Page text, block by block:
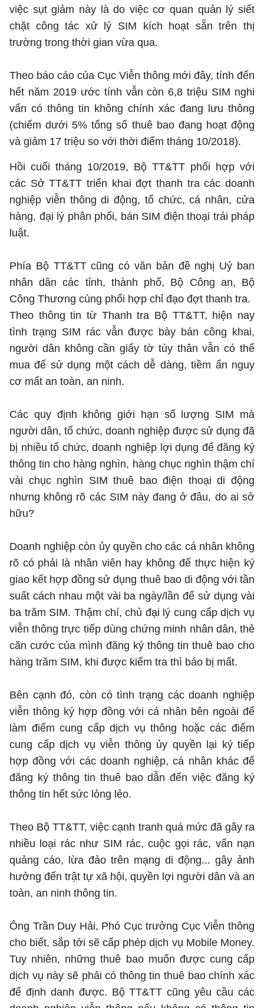
Chịu trách nhiệm nội dung: Nguyễn Thị Hải Hằng Giám đốc
Trung tâm Truyền thông Khoa học và Công nghệ.
Liên hệ
Điện thoại: 024 3936 9506
Email: stc@mst.gov.vn
Theo dõi MST trên
©2025 Bản quyền thuộc Bộ Khoa Học và Công Nghệ
từ website này)
việc sụt giảm này là do việc cơ quan quản lý siết
chặt công tác xử lý SIM kích hoạt sẵn trên thị
trường trong thời gian vừa qua.
Theo báo cáo của Cục Viễn thông mới đây, tính đến
hết năm 2019 ước tính vẫn còn 6,8 triệu SIM nghi
vấn có thông tin không chính xác đang lưu thông
(chiếm dưới 5% tổng số thuê bao đang hoạt động
và giảm 17 triệu so với thời điểm tháng 10/2018).
Hồi cuối tháng 10/2019, Bộ TT&TT phối hợp với
các Sở TT&TT triển khai đợt thanh tra các doanh
nghiệp viễn thông di động, tổ chức, cá nhân, cửa
hàng, đại lý phân phối, bán SIM điện thoại trái pháp
luật.
Phía Bộ TT&TT cũng có văn bản đề nghị Uỷ ban
nhân dân các tỉnh, thành phố, Bộ Công an, Bộ
Công Thương cùng phối hợp chỉ đạo đợt thanh tra.
Theo thông tin từ Thanh tra Bộ TT&TT, hiện nay
tình trạng SIM rác vẫn được bày bán công khai,
người dân không cần giấy tờ tùy thân vẫn có thể
mua để sử dụng một cách dễ dàng, tiềm ẩn nguy
cơ mất an toàn, an ninh.
Các quy định không giới hạn số lượng SIM mà
người dân, tổ chức, doanh nghiệp được sử dụng đã
bị nhiều tổ chức, doanh nghiệp lợi dụng để đăng ký
thông tin cho hàng nghìn, hàng chục nghìn thậm chí
vài chục nghìn SIM thuê bao điện thoại di động
nhưng không rõ các SIM này đang ở đâu, do ai sở
hữu?
Doanh nghiệp còn ủy quyền cho các cá nhân không
rõ có phải là nhân viên hay không để thực hiện ký
giao kết hợp đồng sử dụng thuê bao di động với tần
suất cách nhau một vài ba ngày/lần để sử dụng vài
ba trăm SIM. Thậm chí, chủ đại lý cung cấp dịch vụ
viễn thông trực tiếp dùng chứng minh nhân dân, thẻ
căn cước của mình đăng ký thông tin thuê bao cho
hàng trăm SIM, khi được kiểm tra thì báo bị mất.
Bên cạnh đó, còn có tình trạng các doanh nghiệp
viễn thông ký hợp đồng với cá nhân bên ngoài để
làm điểm cung cấp dịch vụ thông hoặc các điểm
cung cấp dịch vụ viễn thông ủy quyền lại ký tiếp
hợp đồng với các doanh nghiệp, cá nhân khác để
đăng ký thông tin thuê bao dẫn đến việc đăng ký
thông tin hết sức lỏng lẻo.
Theo Bộ TT&TT, việc cạnh tranh quá mức đã gây ra
nhiều loại rác như SIM rác, cuộc gọi rác, vấn nạn
quảng cáo, lừa đảo trên mạng di động... gây ảnh
hưởng đến trật tự xã hội, quyền lợi người dân và an
toàn, an ninh thông tin.
Ông Trần Duy Hải, Phó Cục trưởng Cục Viễn thông
cho biết, sắp tới sẽ cấp phép dịch vụ Mobile Money.
Tuy nhiên, những thuê bao muốn được cung cấp
dịch vụ này sẽ phải có thông tin thuê bao chính xác
để định danh được. Bộ TT&TT cũng yêu cầu các